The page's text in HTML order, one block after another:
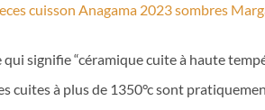
qui signifie “céramique cuite à haute
cuites à plus de 1350°c sont